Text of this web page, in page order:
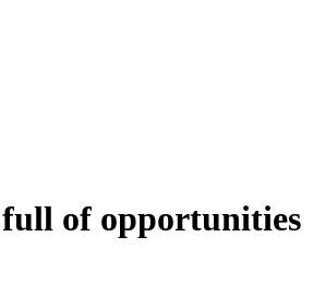
of opportunities